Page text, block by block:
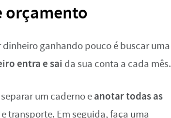
orçamento
ganhando pouco é buscar uma
entra e sai da sua conta a cada mês.
um caderno eanotar todas as
transporte. Em seguida, faça uma